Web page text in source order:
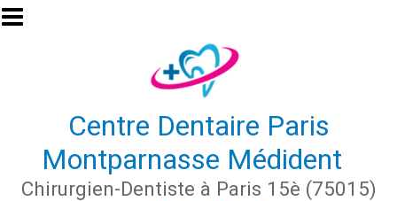
Aller au contenu principal
Centre Dentaire Paris
Montparnasse Médident
Chirurgien-Dentiste à Paris 15è (75015)